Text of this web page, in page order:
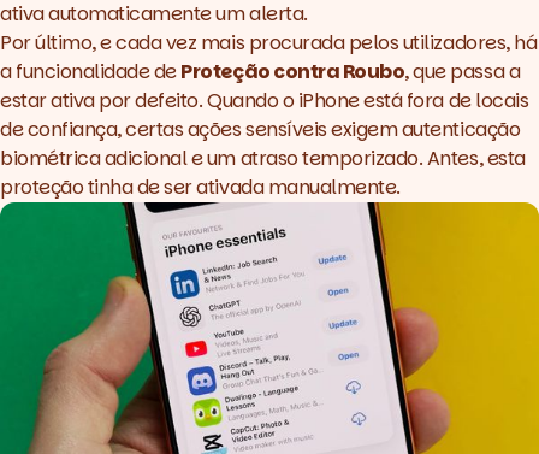
ativa automaticamente um alerta.
Por último, e cada vez mais procurada pelos utilizadores, há
a funcionalidade deProteção contra Roubo, que passa a
estar ativa por defeito. Quando o iPhone está fora de locais
de confiança, certas ações sensíveis exigem autenticação
biométrica adicional e um atraso temporizado. Antes, esta
proteção tinha de ser ativada manualmente.